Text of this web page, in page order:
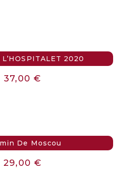
L’HOSPITALET 2020
37,00 €
De Moscou
29,00 €